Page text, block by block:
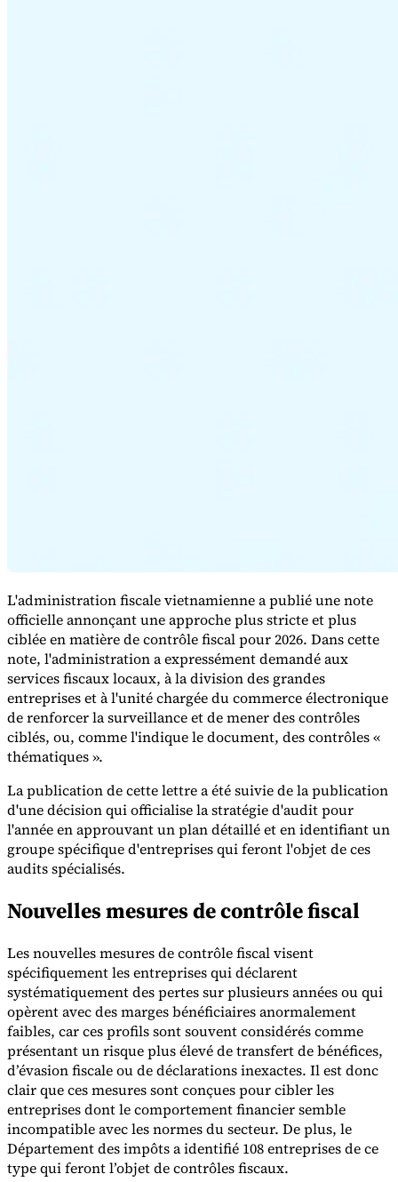
Outils
Calculateur de VATCalculateur de GST
facturation électronique
Experts
L'administration fiscale vietnamienne a publié une note
officielle annonçant une approche plus stricte et plus
ciblée en matière de contrôle fiscal pour 2026. Dans cette
note, l'administration a expressément demandé aux
services fiscaux locaux, à la division des grandes
entreprises et à l'unité chargée du commerce électronique
de renforcer la surveillance et de mener des contrôles
ciblés, ou, comme l'indique le document, des contrôles «
thématiques ».
La publication de cette lettre a été suivie de la publication
d'une décision qui officialise la stratégie d'audit pour
l'année en approuvant un plan détaillé et en identifiant un
groupe spécifique d'entreprises qui feront l'objet de ces
audits spécialisés.
Nouvelles mesures de contrôle fiscal
Les nouvelles mesures de contrôle fiscal visent
spécifiquement les entreprises qui déclarent
systématiquement des pertes sur plusieurs années ou qui
opèrent avec des marges bénéficiaires anormalement
faibles, car ces profils sont souvent considérés comme
présentant un risque plus élevé de transfert de bénéfices,
d’évasion fiscale ou de déclarations inexactes. Il est donc
clair que ces mesures sont conçues pour cibler les
entreprises dont le comportement financier semble
incompatible avec les normes du secteur. De plus, le
Département des impôts a identifié 108 entreprises de ce
type qui feront l’objet de contrôles fiscaux.